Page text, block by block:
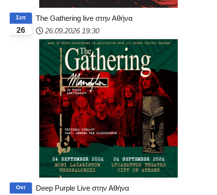
26
Σεπ
The Gathering live στην Αθήνα
26.09.2026 19:30
Οκτ
Deep Purple Live στην Αθήνα